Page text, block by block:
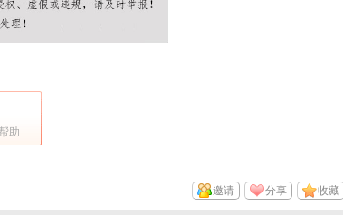
助
收藏
分享
邀请